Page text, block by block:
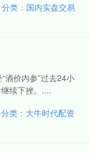
分类： 国内实盘交易
酒价内参”过去24小
续下挫。....
分类： 大牛时代配资
4694.44 43.13